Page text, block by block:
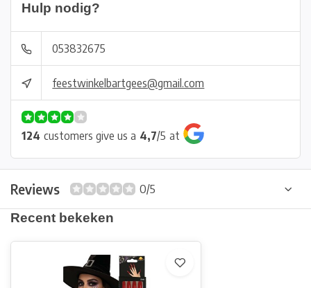
Hulp nodig?
053832675
feestwinkelbartgees@gmail.com
124 customers give us a 4,7/5 at
Reviews
0/5
Recent bekeken